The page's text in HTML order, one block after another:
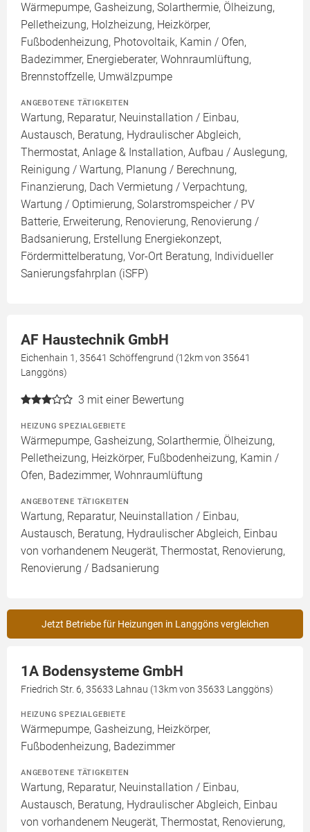
Wärmepumpe, Gasheizung, Solarthermie, Ölheizung,
Pelletheizung, Holzheizung, Heizkörper,
Fußbodenheizung, Photovoltaik, Kamin / Ofen,
Badezimmer, Energieberater, Wohnraumlüftung,
Brennstoffzelle, Umwälzpumpe
ANGEBOTENE TÄTIGKEITEN
Wartung, Reparatur, Neuinstallation / Einbau,
Austausch, Beratung, Hydraulischer Abgleich,
Thermostat, Anlage & Installation, Aufbau / Auslegung,
Reinigung / Wartung, Planung / Berechnung,
Finanzierung, Dach Vermietung / Verpachtung,
Wartung / Optimierung, Solarstromspeicher / PV
Batterie, Erweiterung, Renovierung, Renovierung /
Badsanierung, Erstellung Energiekonzept,
Fördermittelberatung, Vor-Ort Beratung, Individueller
Sanierungsfahrplan (iSFP)
AF Haustechnik GmbH
Eichenhain 1, 35641 Schöffengrund (12km von 35641
Langgöns)
3 mit einer Bewertung
HEIZUNG SPEZIALGEBIETE
Wärmepumpe, Gasheizung, Solarthermie, Ölheizung,
Pelletheizung, Heizkörper, Fußbodenheizung, Kamin /
Ofen, Badezimmer, Wohnraumlüftung
ANGEBOTENE TÄTIGKEITEN
Wartung, Reparatur, Neuinstallation / Einbau,
Austausch, Beratung, Hydraulischer Abgleich, Einbau
von vorhandenem Neugerät, Thermostat, Renovierung,
Renovierung / Badsanierung
Jetzt Betriebe für Heizungen in Langgöns vergleichen
1A Bodensysteme GmbH
Friedrich Str. 6, 35633 Lahnau (13km von 35633 Langgöns)
HEIZUNG SPEZIALGEBIETE
Wärmepumpe, Gasheizung, Heizkörper,
Fußbodenheizung, Badezimmer
ANGEBOTENE TÄTIGKEITEN
Wartung, Reparatur, Neuinstallation / Einbau,
Austausch, Beratung, Hydraulischer Abgleich, Einbau
von vorhandenem Neugerät, Thermostat, Renovierung,